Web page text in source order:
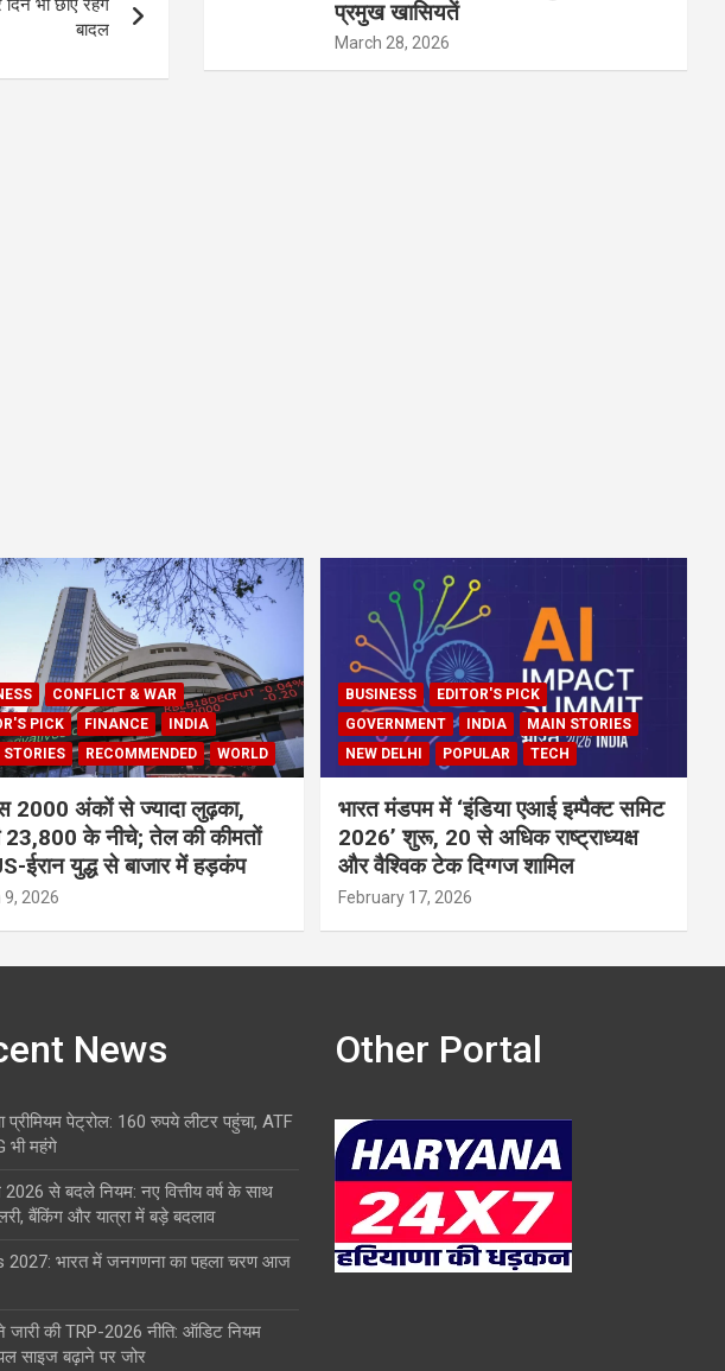
बादल
प्रमुख खासियतें
March 28, 2026
CONFLICT & WAR
PICK
FINANCE
INDIA
RECOMMENDED WORLD
2000 अंकों से ज्यादा लुढ़का,
23,800 के नीचे; तेल की कीमतों
ईरान युद्ध से बाजार में हड़कंप
9, 2026
BUSINESS
EDITOR'S PICK
GOVERNMENT
INDIA
MAIN STORIES
NEW DELHI
POPULAR TECH
भारत मंडपम में ‘इंडिया एआई इम्पैक्ट समिट
2026’ शुरू, 20 से अधिक राष्ट्राध्यक्ष
और वैश्विक टेक दिग्गज शामिल
February 17, 2026
News
प्रीमियम पेट्रोल: 160 रुपये लीटर पहुंचा, ATF
भी महंगे
से बदले नियम: नए वित्तीय वर्ष के साथ
बैंकिंग और यात्रा में बड़े बदलाव
2027: भारत में जनगणना का पहला चरण आज
जारी की TRP-2026 नीति: ऑडिट नियम
साइज बढ़ाने पर जोर
Other Portal